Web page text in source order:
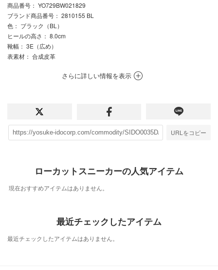
商品番号 ： YO729BW021829
ブランド商品番号 ： 2810155 BL
色 ： ブラック（BL）
ヒールの高さ ： 8.0cm
靴幅 ： 3E（広め）
表素材 ： 合成皮革
さらに詳しい情報を表示
URLをコピー
ローカットスニーカーの人気アイテム
現在おすすめアイテムはありません。
最近チェックしたアイテム
最近チェックしたアイテムはありません。